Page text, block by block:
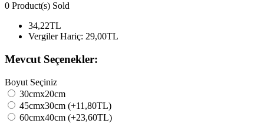
0 Product(s) Sold
34,22TL
Vergiler Hariç: 29,00TL
Mevcut Seçenekler:
Boyut Seçiniz
30cmx20cm
45cmx30cm (+11,80TL)
60cmx40cm (+23,60TL)